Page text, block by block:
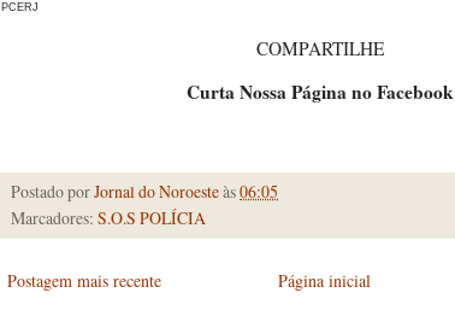
PCERJ
COMPARTILHE
Curta Nossa Página no Facebook
Postado porJornal do Noroesteàs06:05
Marcadores: S.O.S POLÍCIA
Postagem mais recente Página inicial